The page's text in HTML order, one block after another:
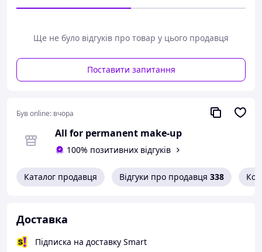
Ще не було відгуків про товар у цього продавця
Поставити запитання
Був online: вчора
All for permanent make-up
100% позитивних відгуків
Каталог продавця Відгуки про продавця 338
Доставка
Підписка на доставку Smart